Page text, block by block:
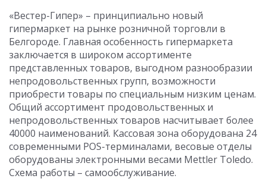
«Вестер-Гипер» – принципиально новый
гипермаркет на рынке розничной торговли в
Белгороде. Главная особенность гипермаркета
заключается в широком ассортименте
представленных товаров, выгодном разнообразии
непродовольственных групп, возможности
приобрести товары по специальным низким ценам.
Общий ассортимент продовольственных и
непродовольственных товаров насчитывает более
40000 наименований. Кассовая зона оборудована 24
современными POS-терминалами, весовые отделы
оборудованы электронными весами Mettler Toledo.
Схема работы – самообслуживание.